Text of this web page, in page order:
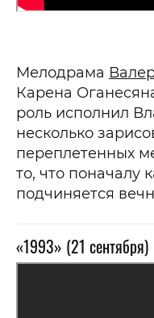
Мелодрама
Карена
роль исполнил
несколько
переплетенных
то, что поначалу
подчиняется
«1993» (21 сентября)